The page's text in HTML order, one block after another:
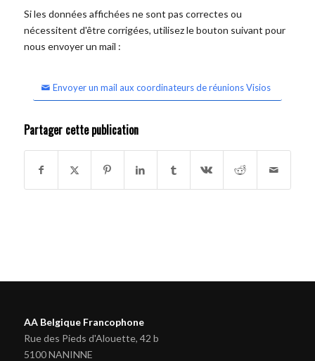
Si les données affichées ne sont pas correctes ou
nécessitent d'être corrigées, utilisez le bouton suivant pour
nous envoyer un mail :
Envoyer un mail aux coordinateurs de réunions Visios
Partager cette publication
AA Belgique Francophone
Rue des Pieds d'Alouette, 42 b
5100 NANINNE